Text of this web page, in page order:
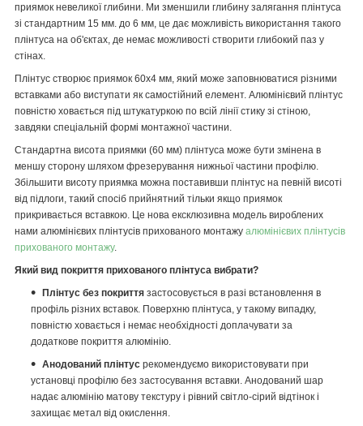
приямок невеликої глибини. Ми зменшили глибину залягання плінтуса
зі стандартним 15 мм. до 6 мм, це дає можливість використання такого
плінтуса на об'єктах, де немає можливості створити глибокий паз у
стінах.
Плінтус створює приямок 60х4 мм, який може заповнюватися різними
вставками або виступати як самостійний елемент. Алюмінієвий плінтус
повністю ховається під штукатуркою по всій лінії стику зі стіною,
завдяки спеціальній формі монтажної частини.
Стандартна висота приямки (60 мм) плінтуса може бути змінена в
меншу сторону шляхом фрезерування нижньої частини профілю.
Збільшити висоту приямка можна поставивши плінтус на певній висоті
від підлоги, такий спосіб прийнятний тільки якщо приямок
прикривається вставкою. Це нова ексклюзивна модель вироблених
нами алюмінієвих плінтусів прихованого монтажу алюмінієвих плінтусів
прихованого монтажу.
Який вид покриття прихованого плінтуса вибрати?
Плінтус без покриття застосовується в разі встановлення в
профіль різних вставок. Поверхню плінтуса, у такому випадку,
повністю ховається і немає необхідності доплачувати за
додаткове покриття алюмінію.
Анодований плінтус рекомендуємо використовувати при
установці профілю без застосування вставки. Анодований шар
надає алюмінію матову текстуру і рівний світло-сірий відтінок і
захищає метал від окислення.